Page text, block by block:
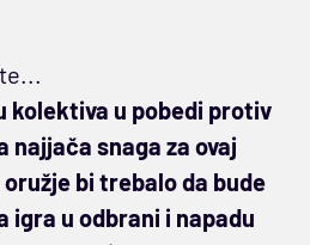
kolektiva u pobedi protiv
najjača snaga za ovaj
bi trebalo da bude
igra u odbrani i napadu